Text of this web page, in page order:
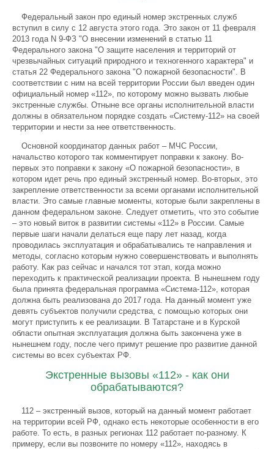
Федеральный закон про единый номер экстренных служб
вступил в силу с 12 августа этого года. Это закон от 11 февраля
2013 года N 9-ФЗ "О внесении изменений в статью 11
Федерального закона "О защите населения и территорий от
чрезвычайных ситуаций природного и техногенного характера" и
статья 22 Федерального закона "О пожарной безопасности". В
соответствии с ним на всей территории России был введен один
официальный номер «112», по которому можно вызвать любые
экстренные службы. Отныне все органы исполнительной власти
должны в обязательном порядке создать «Систему-112» на своей
территории и нести за нее ответственность.
Основной координатор данных работ – МЧС России,
начальство которого так комментирует поправки к закону. Во-
первых это поправки к закону «О пожарной безопасности», в
котором идет речь про единый экстренный номер. Во-вторых, это
закрепление ответственности за всеми органами исполнительной
власти. Это самые главные моменты, которые были закреплены в
данном федеральном законе. Следует отметить, что это событие
– это новый виток в развитии системы «112» в России. Самые
первые шаги начали делаться еще пару лет назад, когда
проводилась эксплуатация и обрабатывались те направления и
методы, согласно которым нужно совершенствовать и выполнять
работу. Как раз сейчас и начался тот этап, когда можно
переходить к практической реализации проекта. В нынешнем году
была принята федеральная программа «Система-112», которая
должна быть реализована до 2017 года. На данный момент уже
девять субъектов получили средства, с помощью которых они
могут приступить к ее реализации. В Татарстане и в Курской
области опытная эксплуатация должна быть закончена уже в
нынешнем году, после чего примут решение про развитие данной
системы во всех субъектах РФ.
Экстренные вызовы «112» - как они
обрабатываются?
112 – экстренный вызов, который на данный момент работает
на территории всей РФ, однако есть некоторые особенности в его
работе. То есть, в разных регионах 112 работает по-разному. К
примеру, если вы позвоните по номеру «112», находясь в